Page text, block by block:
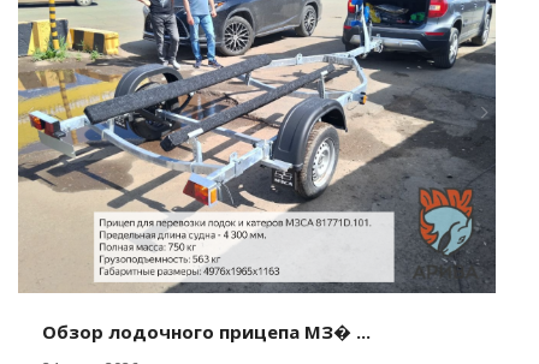
Обзор лодочного прицепа МЗ� ...